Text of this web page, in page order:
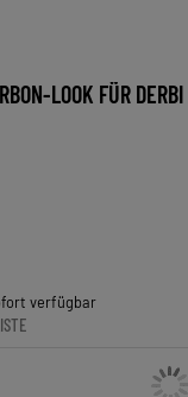
LOOK FÜR DERBI
verfügbar